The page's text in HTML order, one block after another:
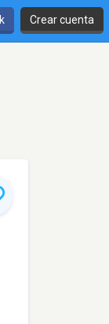
Crear cuenta